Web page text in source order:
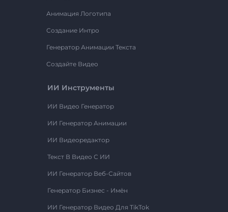
Анимация Логотипа
Создание Интро
Генератор Анимации Текста
Создайте Видео
ИИ Инструменты
ИИ Видео Генератор
ИИ Генератор Анимации
ИИ Видеоредактор
Текст В Видео С ИИ
ИИ Генератор Веб-Сайтов
Генератор Бизнес - Имён
ИИ Генератор Видео Для TikTok